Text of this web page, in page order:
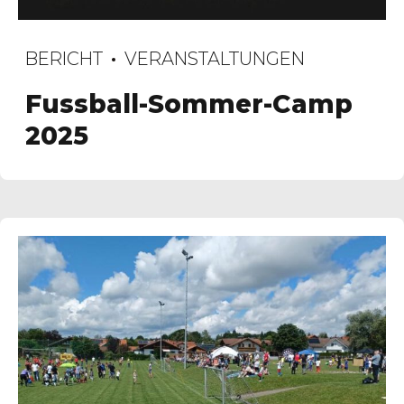
BERICHT VERANSTALTUNGEN
Fussball-Sommer-Camp
2025